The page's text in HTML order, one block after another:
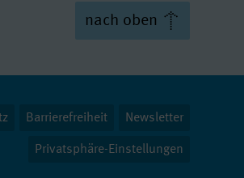
nach oben
Barrierefreiheit Newsletter
Privatsphäre-Einstellungen